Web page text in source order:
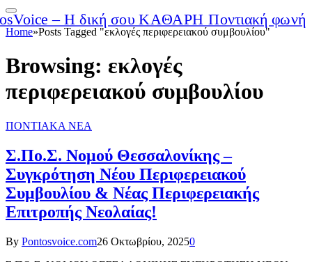
Home»Posts Tagged "εκλογές περιφερειακού συμβουλίου"
Browsing: εκλογές
περιφερειακού συμβουλίου
ΠΟΝΤΙΑΚΑ ΝΕΑ
Σ.Πο.Σ. Νομού Θεσσαλονίκης –
Συγκρότηση Νέου Περιφερειακού
Συμβουλίου & Νέας Περιφερειακής
Επιτροπής Νεολαίας!
By Pontosvoice.com26 Οκτωβρίου, 20250